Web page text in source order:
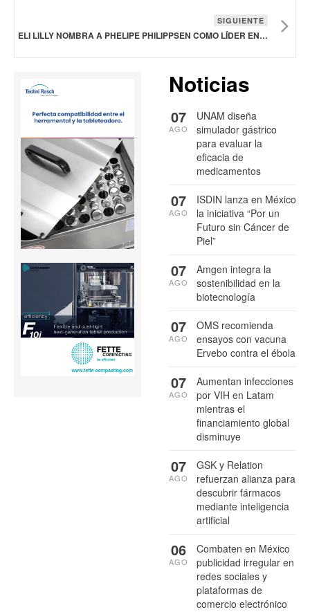
SIGUIENTE
ELI LILLY NOMBRA A PHELIPE PHILIPPSEN COMO LÍDER EN MÉXICO
Noticias
UNAM diseña
simulador gástrico
para evaluar la
eficacia de
medicamentos
07
AGO
ISDIN lanza en México
la iniciativa “Por un
Futuro sin Cáncer de
Piel”
07
AGO
Amgen integra la
sostenibilidad en la
biotecnología
07
AGO
OMS recomienda
ensayos con vacuna
Ervebo contra el ébola
07
AGO
Aumentan infecciones
por VIH en Latam
mientras el
financiamiento global
disminuye
07
AGO
GSK y Relation
refuerzan alianza para
descubrir fármacos
mediante inteligencia
artificial
07
AGO
Combaten en México
publicidad irregular en
redes sociales y
plataformas de
comercio electrónico
06
AGO